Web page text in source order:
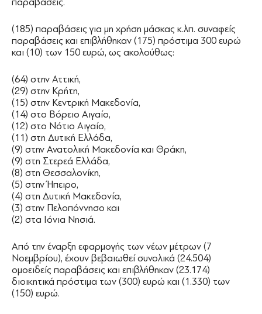
(185) παραβάσεις για μη χρήση μάσκας κ.λπ. συναφείς
παραβάσεις και επιβλήθηκαν (175) πρόστιμα 300 ευρώ
και (10) των 150 ευρώ, ως ακολούθως:
(64) στην Αττική,
(29) στην Κρήτη,
(15) στην Κεντρική Μακεδονία,
(14) στο Βόρειο Αιγαίο,
(12) στο Νότιο Αιγαίο,
(11) στη Δυτική Ελλάδα,
(9) στην Ανατολική Μακεδονία και Θράκη,
(9) στη Στερεά Ελλάδα,
(8) στη Θεσσαλονίκη,
(5) στην Ήπειρο,
(4) στη Δυτική Μακεδονία,
(3) στην Πελοπόννησο και
(2) στα Ιόνια Νησιά.
Από την έναρξη εφαρμογής των νέων μέτρων (7
Νοεμβρίου), έχουν βεβαιωθεί συνολικά (24.504)
ομοειδείς παραβάσεις και επιβλήθηκαν (23.174)
διοικητικά πρόστιμα των (300) ευρώ και (1.330) των
(150) ευρώ.